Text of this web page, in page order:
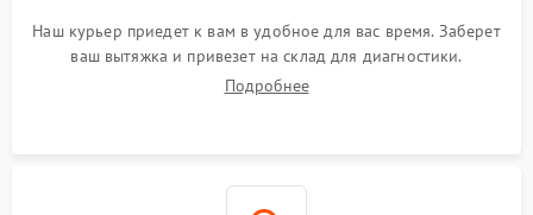
Наш курьер приедет к вам в удобное для вас время. Заберет
ваш вытяжка и привезет на склад для диагностики.
Подробнее